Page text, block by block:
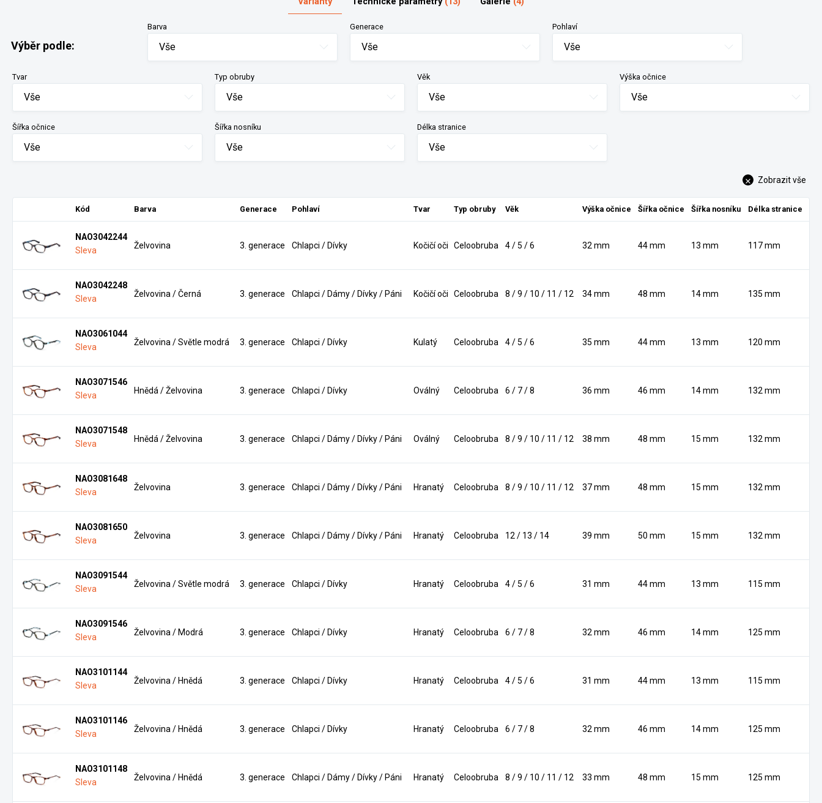
Výběr podle:
Barva
Vše
Generace
Vše
Pohlaví
Vše
Tvar
Vše
Typ obruby
Vše
Věk
Vše
Výška očnice
Vše
Šířka očnice
Vše
Šířka nosníku
Vše
Délka stranice
Vše
Zobrazit vše
Kód Barva Generace Pohlaví Tvar Typ obruby Věk Výška očnice Šířka očnice Šířka nosníku Délka stranice
NAO3042244
Sleva
Želvovina 3. generace Chlapci / Dívky Kočičí oči Celoobruba 4 / 5 / 6 32 mm 44 mm 13 mm 117 mm
NAO3042248
Sleva
Želvovina / Černá 3. generace Chlapci / Dámy / Dívky / Páni Kočičí oči Celoobruba 8 / 9 / 10 / 11 / 12 34 mm 48 mm 14 mm 135 mm
NAO3061044
Sleva
Želvovina / Světle modrá 3. generace Chlapci / Dívky Kulatý Celoobruba 4 / 5 / 6 35 mm 44 mm 13 mm 120 mm
NAO3071546
Sleva
Hnědá / Želvovina 3. generace Chlapci / Dívky Oválný Celoobruba 6 / 7 / 8 36 mm 46 mm 14 mm 132 mm
NAO3071548
Sleva
Hnědá / Želvovina 3. generace Chlapci / Dámy / Dívky / Páni Oválný Celoobruba 8 / 9 / 10 / 11 / 12 38 mm 48 mm 15 mm 132 mm
NAO3081648
Sleva
Želvovina 3. generace Chlapci / Dámy / Dívky / Páni Hranatý Celoobruba 8 / 9 / 10 / 11 / 12 37 mm 48 mm 15 mm 132 mm
NAO3081650
Sleva
Želvovina 3. generace Chlapci / Dámy / Dívky / Páni Hranatý Celoobruba 12 / 13 / 14 39 mm 50 mm 15 mm 132 mm
NAO3091544
Sleva
Želvovina / Světle modrá 3. generace Chlapci / Dívky Hranatý Celoobruba 4 / 5 / 6 31 mm 44 mm 13 mm 115 mm
NAO3091546
Sleva
Želvovina / Modrá 3. generace Chlapci / Dívky Hranatý Celoobruba 6 / 7 / 8 32 mm 46 mm 14 mm 125 mm
NAO3101144
Sleva
Želvovina / Hnědá 3. generace Chlapci / Dívky Hranatý Celoobruba 4 / 5 / 6 31 mm 44 mm 13 mm 115 mm
NAO3101146
Sleva
Želvovina / Hnědá 3. generace Chlapci / Dívky Hranatý Celoobruba 6 / 7 / 8 32 mm 46 mm 14 mm 125 mm
NAO3101148
Sleva
Želvovina / Hnědá 3. generace Chlapci / Dámy / Dívky / Páni Hranatý Celoobruba 8 / 9 / 10 / 11 / 12 33 mm 48 mm 15 mm 125 mm